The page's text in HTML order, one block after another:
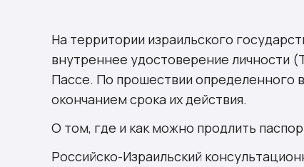
Продление Лессе-Пассе
Комментарии
На территории израильского
внутреннее удостоверение личности
Пассе. По прошествии определенного
окончанием срока их действия.
О том, где и как можно продлить
Российско-Израильский